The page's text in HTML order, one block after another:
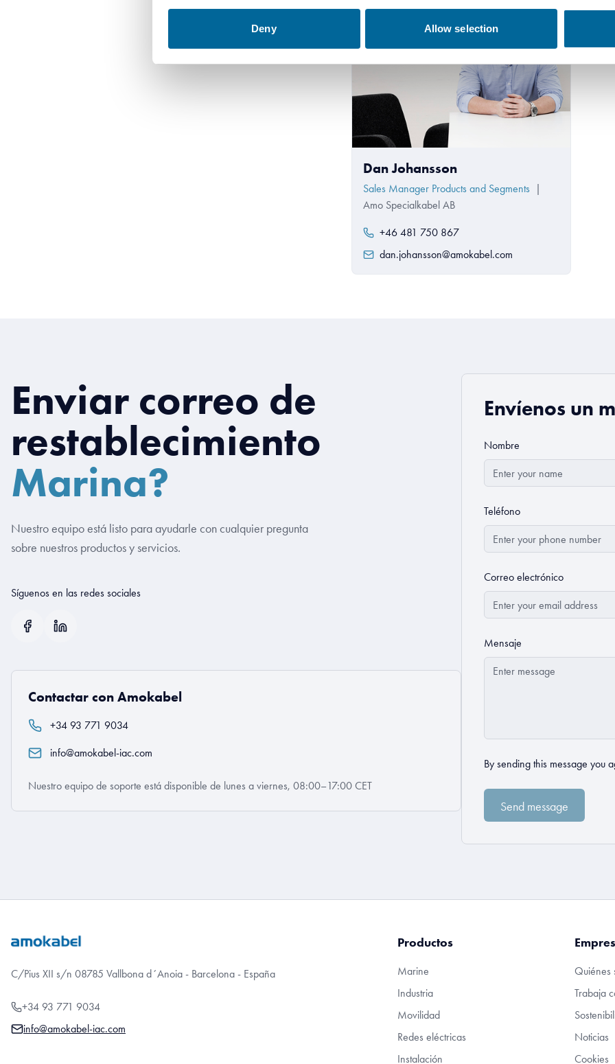
Deny Allow selection
Dan Johansson
Sales Manager Products and Segments
Amo Specialkabel AB
+46 481 750 867
dan.johansson@amokabel.com
Enviar correo de
restablecimiento
Marina?
Nuestro equipo está listo para ayudarle con cualquier pregunta
sobre nuestros productos y servicios.
Síguenos en las redes sociales
Contactar con Amokabel
+34 93 771 9034
info@amokabel-iac.com
Nuestro equipo de soporte está disponible de lunes a viernes, 08:00–17:00 CET
Envíenos un
Nombre
Teléfono
Correo electrónico
Mensaje
By sending this message you
C/Pius XII s/n 08785 Vallbona d´Anoia - Barcelona - España
+34 93 771 9034
info@amokabel-iac.com
Productos
Marine
Industria
Movilidad
Redes eléctricas
Instalación
Quiénes
Trabaja
Noticias
Cookies